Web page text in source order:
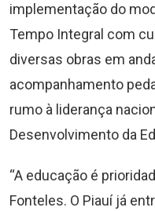
implementação do
Tempo Integral com
diversas obras em
acompanhamento
rumo à liderança
Desenvolvimento da
“A educação é
Fonteles. O Piauí já